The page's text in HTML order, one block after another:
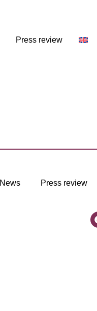
Press review
News Press review